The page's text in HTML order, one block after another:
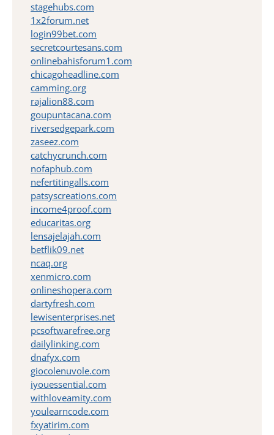
stagehubs.com
1x2forum.net
login99bet.com
secretcourtesans.com
onlinebahisforum1.com
chicagoheadline.com
camming.org
rajalion88.com
goupuntacana.com
riversedgepark.com
zaseez.com
catchycrunch.com
nofaphub.com
nefertitingalls.com
patsyscreations.com
income4proof.com
educaritas.org
lensajelajah.com
betflik09.net
ncaq.org
xenmicro.com
onlineshopera.com
dartyfresh.com
lewisenterprises.net
pcsoftwarefree.org
dailylinking.com
dnafyx.com
giocolenuvole.com
iyouessential.com
withloveamity.com
youlearncode.com
fxyatirim.com